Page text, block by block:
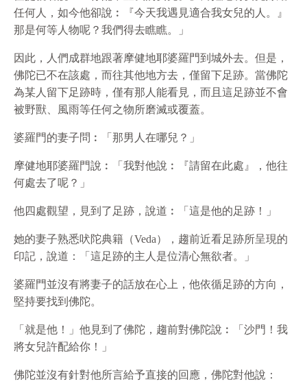
任何人，如今他卻說︰『今天我遇見適合我女兒的人。』
那是何等人物呢？我們得去瞧瞧。」
因此，人們成群地跟著摩健地耶婆羅門到城外去。但是，
佛陀已不在該處，而往其他地方去，僅留下足跡。當佛陀
為某人留下足跡時，僅有那人能看見，而且這足跡並不會
被野獸、風雨等任何之物所磨滅或覆蓋。
婆羅門的妻子問︰「那男人在哪兒？」
摩健地耶婆羅門說︰「我對他說︰『請留在此處』，他往
何處去了呢？」
他四處觀望，見到了足跡，說道︰「這是他的足跡！」
她的妻子熟悉吠陀典籍（Veda），趨前近看足跡所呈現的
印記，說道：「這足跡的主人是位清心無欲者。」
婆羅門並沒有將妻子的話放在心上，他依循足跡的方向，
堅持要找到佛陀。
「就是他！」他見到了佛陀，趨前對佛陀說︰「沙門！我
將女兒許配給你！」
佛陀並沒有針對他所言給予直接的回應，佛陀對他說：